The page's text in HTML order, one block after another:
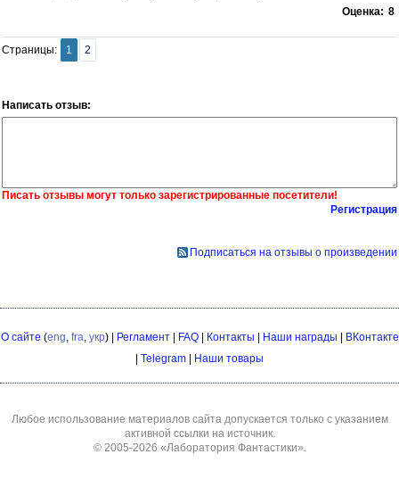
Оценка: 8
Страницы: 1 2
Написать отзыв:
Писать отзывы могут только зарегистрированные посетители!
Регистрация
Подписаться на отзывы о произведении
О сайте (eng, fra, укр) | Регламент| FAQ| Контакты Наши награды
ВКонтакте
Telegram Наши товары
Любое использование материалов сайта допускается только с указанием
активной ссылки на источник.
© 2005-2026 «Лаборатория Фантастики».